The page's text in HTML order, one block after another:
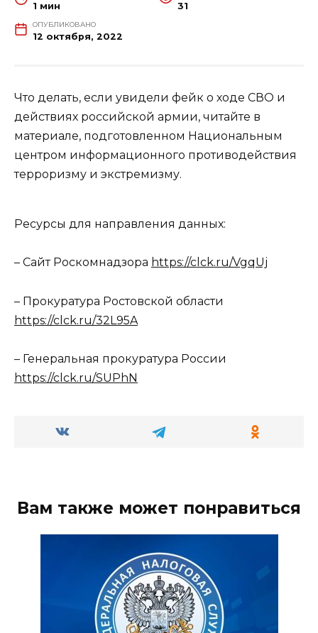
1 мин 31
ОПУБЛИКОВАНО
12 октября, 2022
Что делать, если увидели фейк о ходе СВО и
действиях российской армии, читайте в
материале, подготовленном Национальным
центром информационного противодействия
терроризму и экстремизму.
Ресурсы для направления данных:
– Сайт Роскомнадзора https://clck.ru/VgqUj
– Прокуратура Ростовской области
https://clck.ru/32L95A
– Генеральная прокуратура России
https://clck.ru/SUPhN
Вам также может понравиться